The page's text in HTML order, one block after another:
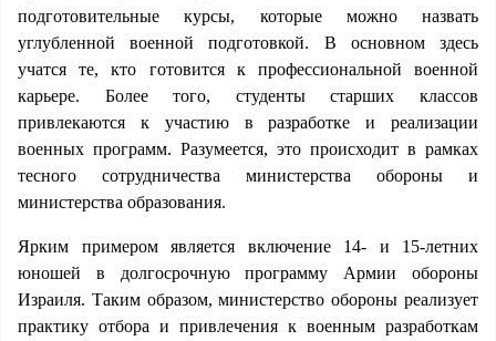
подготовительные курсы, которые можно назвать
углубленной военной подготовкой. В основном здесь
учатся те, кто готовится к профессиональной военной
карьере. Более того, студенты старших классов
привлекаются к участию в разработке и реализации
военных программ. Разумеется, это происходит в рамках
тесного сотрудничества министерства обороны и
министерства образования.
Ярким примером является включение 14- и 15-летних
юношей в долгосрочную программу Армии обороны
Израиля. Таким образом, министерство обороны реализует
практику отбора и привлечения к военным разработкам